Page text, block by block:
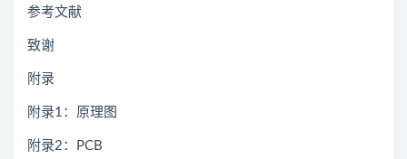
参考文献
致谢
附录
附录1：原理图
附录2：PCB